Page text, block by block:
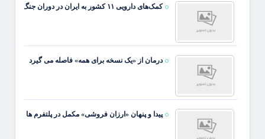
کمک‌های دارویی ۱۱ کشور به ایران در دوران جنگ
درمان از «یک نسخه برای همه» فاصله می گیرد
پیدا و پنهان «ارزان فروشی» مکمل در پلتفرم ها